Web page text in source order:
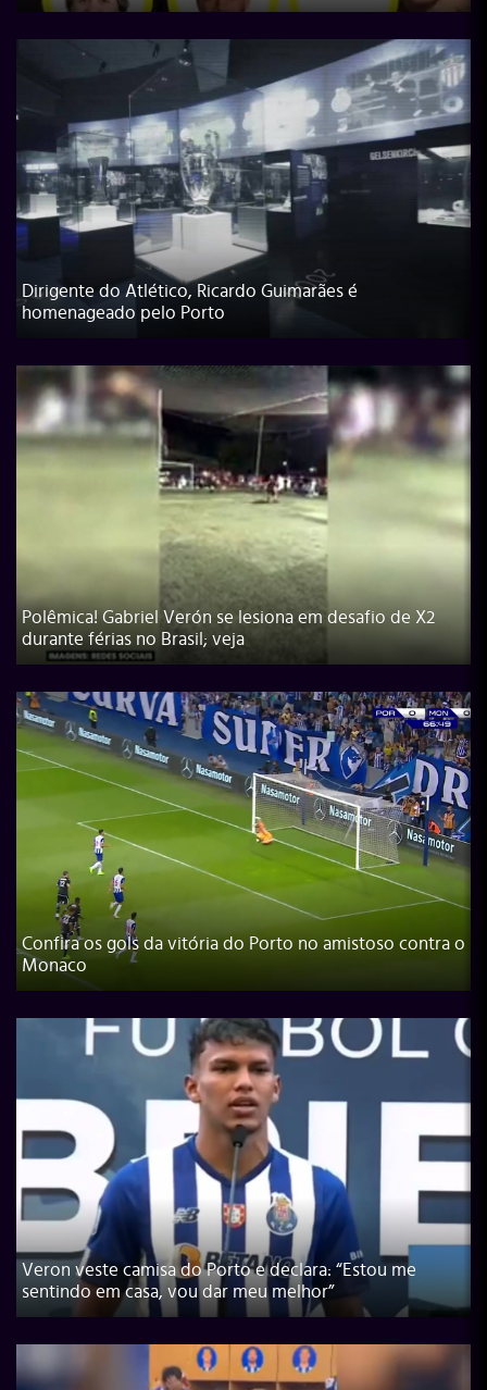
Dirigente do Atlético, Ricardo Guimarães é
homenageado pelo Porto
Polêmica! Gabriel Verón se lesiona em desafio de X2
durante férias no Brasil; veja
Confira os gols da vitória do Porto no amistoso contra o
Monaco
Veron veste camisa do Porto e declara: “Estou me
sentindo em casa, vou dar meu melhor”